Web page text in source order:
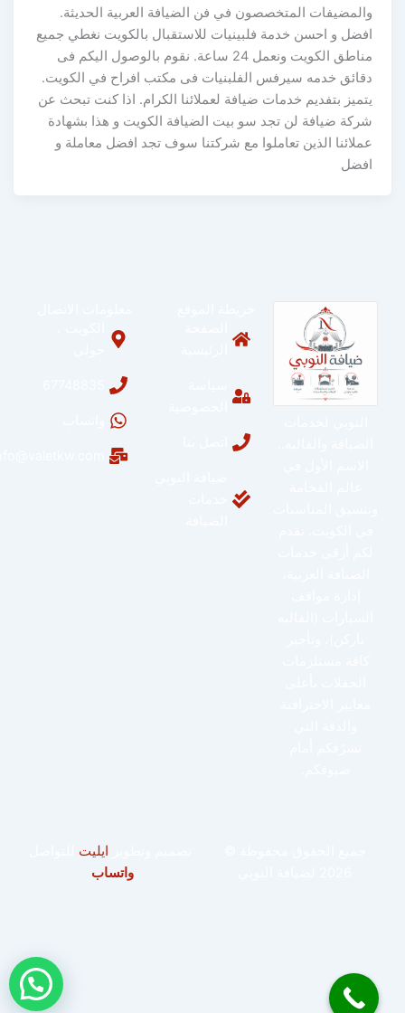
والمضيفات المتخصصون في فن الضيافة العربية الحديثة.
افضل و احسن خدمة فلبينيات للاستقبال بالكويت نغطي جميع
مناطق الكويت ونعمل 24 ساعة. نقوم بالوصول اليكم فى
دقائق خدمه سيرفس الفلبنيات فى مكتب افراح في الكويت.
يتميز بتفديم خدمات ضيافة لعملائنا الكرام. اذا كنت تبحث عن
شركة ضيافة لن تجد سو بيت الضيافة الكويت و هذا بشهادة
عملائنا الذين تعاملوا مع شركتنا سوف تجد افضل معاملة و
افضل
الرئيسية
الخصوصية
اتصل بنا
خدمات
67748835
واتساب
info@valetkw.com
ايليتللتواصل
واتساب